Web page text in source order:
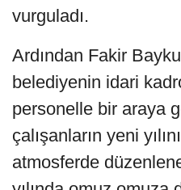
vurguladı.
Ardından Fakir
belediyenin idari
personelle bir araya
çalışanların yeni
atmosferde